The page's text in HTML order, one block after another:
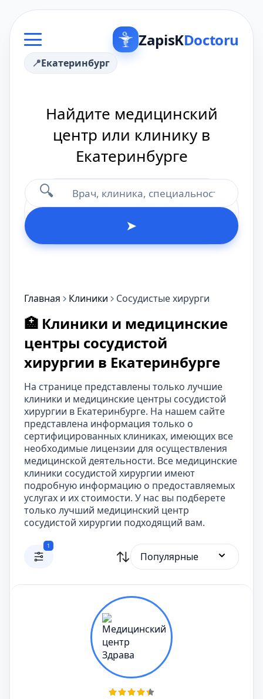
ZapisKDoctoru
Екатеринбург
Найдите медицинский
центр или клинику в
Екатеринбурге
🔍
➤
Главная Клиники Сосудистые хирурги
🏥 Клиники и медицинские
центры сосудистой
хирургии в Екатеринбурге
На странице представлены только лучшие
клиники и медицинские центры сосудистой
хирургии в Екатеринбурге. На нашем сайте
представлена информация только о
сертифицированных клиниках, имеющих все
необходимые лицензии для осуществления
медицинской деятельности. Все медицинские
клиники сосудистой хирургии имеют
подробную информацию о предоставляемых
услугах и их стоимости. У нас вы подберете
только лучший медицинский центр
сосудистой хирургии подходящий вам.
1
Популярные